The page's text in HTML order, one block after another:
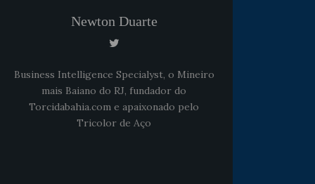
Newton Duarte
Business Intelligence Specialyst, o Mineiro
mais Baiano do RJ, fundador do
Torcidabahia.com e apaixonado pelo
Tricolor de Aço